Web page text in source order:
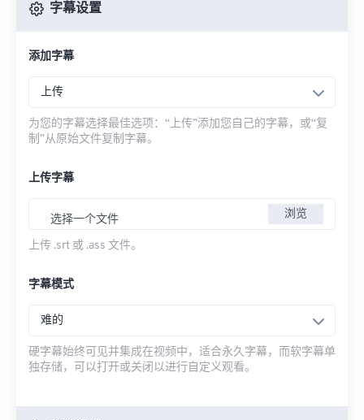
字幕设置
添加字幕
上传
为您的字幕选择最佳选项：“上传”添加您自己的字幕，或“复
制”从原始文件复制字幕。
上传字幕
选择一个文件 浏览
上传 .srt 或 .ass 文件。
字幕模式
难的
硬字幕始终可见并集成在视频中，适合永久字幕，而软字幕单
独存储，可以打开或关闭以进行自定义观看。